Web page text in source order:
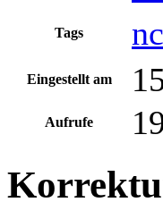
Tags
Eingestellt am
Aufrufe